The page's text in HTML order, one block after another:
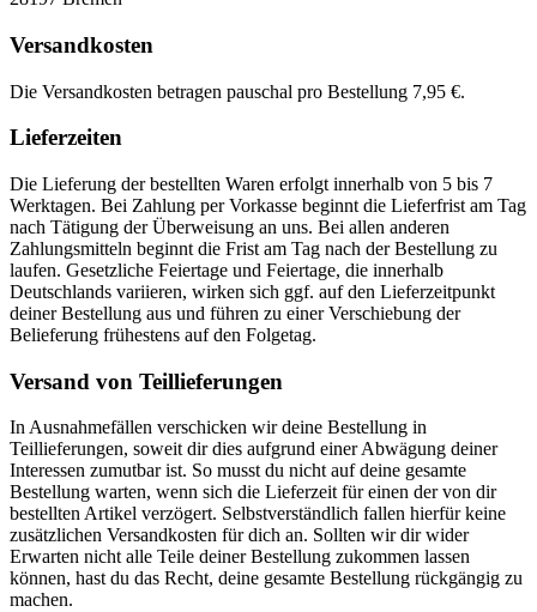
Versandkosten
Die Versandkosten betragen pauschal pro Bestellung 7,95 €.
Lieferzeiten
Die Lieferung der bestellten Waren erfolgt innerhalb von 5 bis 7
Werktagen. Bei Zahlung per Vorkasse beginnt die Lieferfrist am Tag
nach Tätigung der Überweisung an uns. Bei allen anderen
Zahlungsmitteln beginnt die Frist am Tag nach der Bestellung zu
laufen. Gesetzliche Feiertage und Feiertage, die innerhalb
Deutschlands variieren, wirken sich ggf. auf den Lieferzeitpunkt
deiner Bestellung aus und führen zu einer Verschiebung der
Belieferung frühestens auf den Folgetag.
Versand von Teillieferungen
In Ausnahmefällen verschicken wir deine Bestellung in
Teillieferungen, soweit dir dies aufgrund einer Abwägung deiner
Interessen zumutbar ist. So musst du nicht auf deine gesamte
Bestellung warten, wenn sich die Lieferzeit für einen der von dir
bestellten Artikel verzögert. Selbstverständlich fallen hierfür keine
zusätzlichen Versandkosten für dich an. Sollten wir dir wider
Erwarten nicht alle Teile deiner Bestellung zukommen lassen
können, hast du das Recht, deine gesamte Bestellung rückgängig zu
machen.